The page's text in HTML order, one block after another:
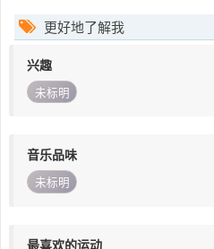
更好地了解我
兴趣
未标明
音乐品味
未标明
最喜欢的运动